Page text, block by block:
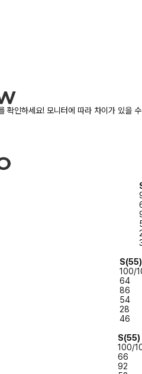
확인하세요! 모니터에 따라 차이가 있을
S(55)
100/
64
86
54
28
46
S(55)
100/
66
92